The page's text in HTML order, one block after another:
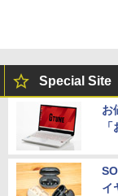
Special Site
お
イ